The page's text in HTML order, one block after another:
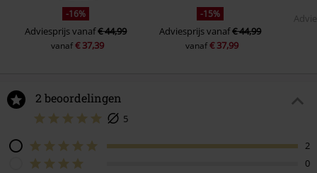
-16%
Adviesprijsvanaf€ 44,99
vanaf€ 37,39
-15%
Adviesprijsvanaf€ 44,99
vanaf€ 37,99
2 beoordelingen
5
2
0